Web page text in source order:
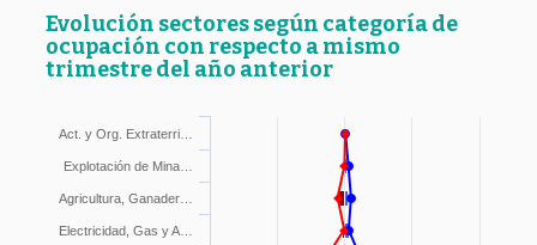
Evolución sectores según categoría de
ocupación con respecto a mismo
trimestre del año anterior
Act. y Org. Extraterri…
Explotación de Mina…
Agricultura, Ganader…
Electricidad, Gas y A…